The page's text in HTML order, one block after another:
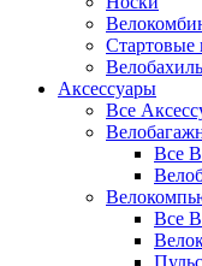
Стартовые
Аксессуары
Все
Все
Все